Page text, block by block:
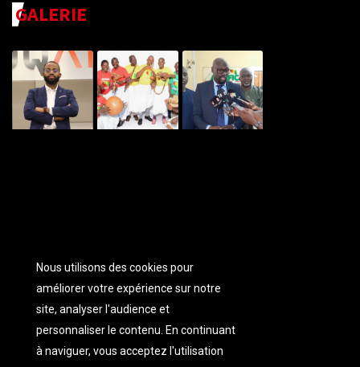
GALERIE
Nous utilisons des cookies pour
améliorer votre expérience sur notre
site, analyser l'audience et
personnaliser le contenu. En continuant
à naviguer, vous acceptez l'utilisation